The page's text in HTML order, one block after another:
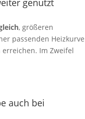
genutzt
, größeren
passenden Heizkurve
Im Zweifel
auch bei